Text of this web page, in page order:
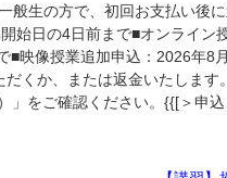
般生の方で、初回お支払い
始日の4日前まで■オンライ
■映像授業追加申込：2026年
くか、または返金いたしま
）」をご確認ください。{{[＞